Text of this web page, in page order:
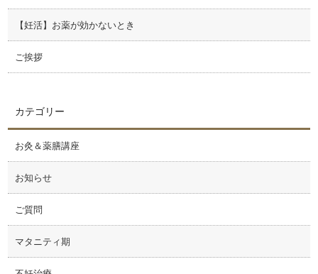
【妊活】お薬が効かないとき
ご挨拶
カテゴリー
お灸＆薬膳講座
お知らせ
ご質問
マタニティ期